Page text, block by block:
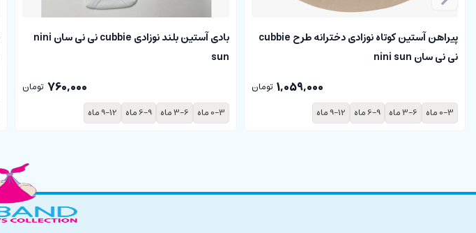
پیراهن آستین کوتاه نوزادی دخترانه طرح cubbie
نی نی سان nini sun
1,059,000 تومان
0-3 ماه
3-6 ماه 6-9 ماه 9-12 ماه
بادی آستین بلند نوزادی cubbie نی نی سان nini
sun
760,000 تومان
0-3 ماه
3-6 ماه 6-9 ماه 9-12 ماه